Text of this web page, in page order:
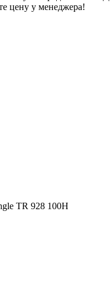
цену у менеджера!
TR 928 100H